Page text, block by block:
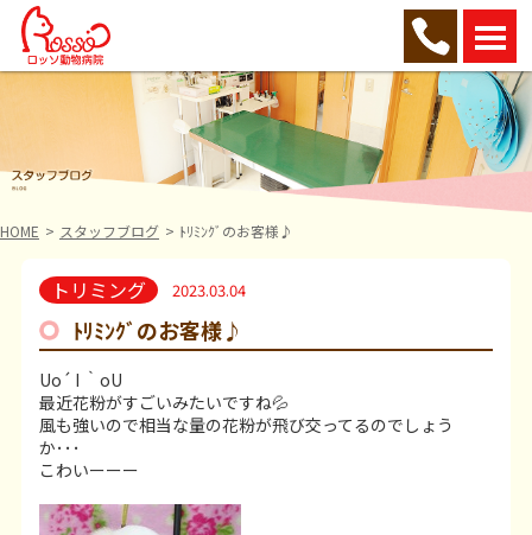
HOME スタッフブログ ﾄﾘﾐﾝｸﾞのお客様♪
トリミング 2023.03.04
ﾄﾘﾐﾝｸﾞのお客様♪
Uo´ I ｀oU
最近花粉がすごいみたいですね💦
風も強いので相当な量の花粉が飛び交ってるのでしょう
か･･･
こわいーーー